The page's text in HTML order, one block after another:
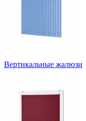
Вертикальные жалюзи